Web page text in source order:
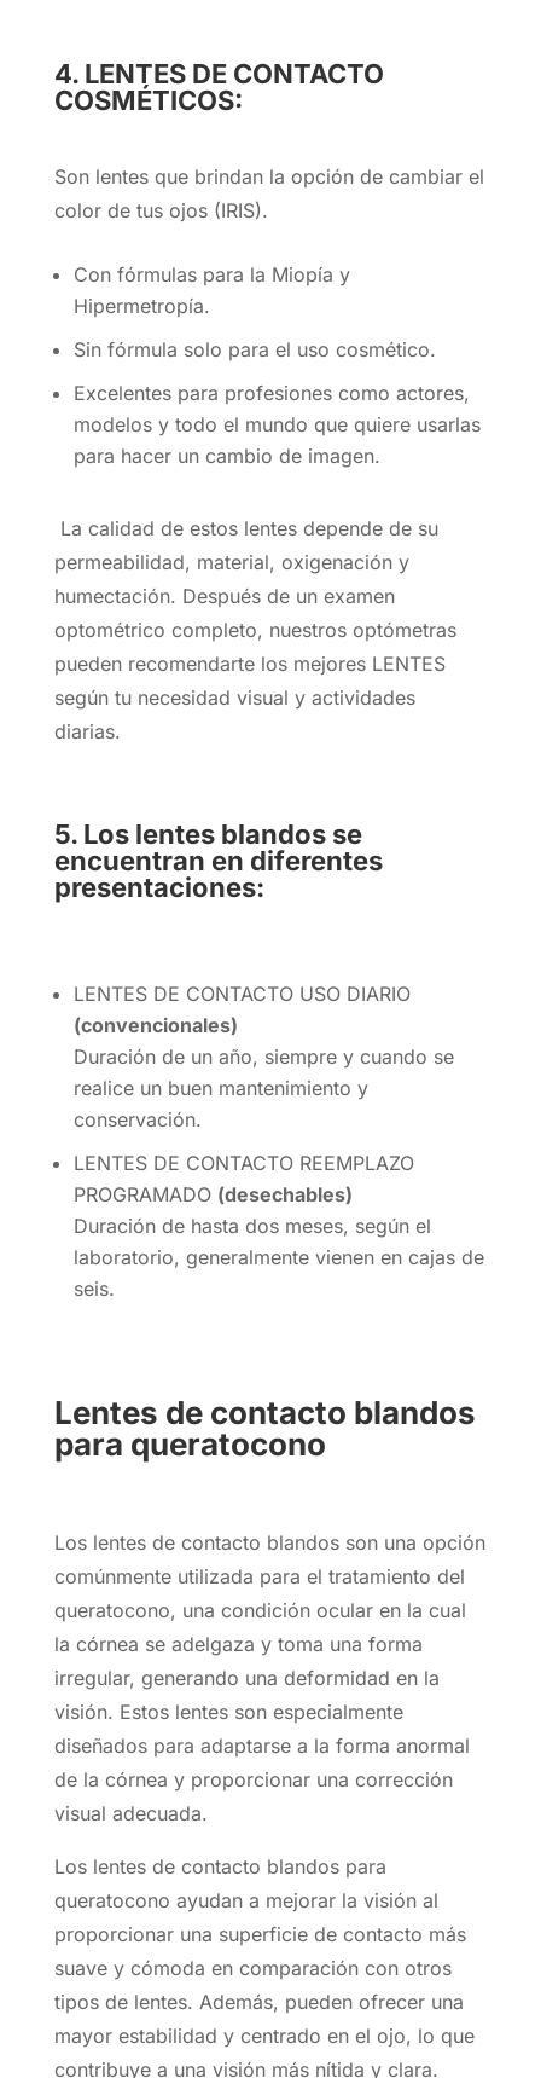
4. LENTES DE CONTACTO
COSMÉTICOS:
Son lentes que brindan la opción de cambiar el
color de tus ojos (IRIS).
Con fórmulas para la Miopía y
Hipermetropía.
Sin fórmula solo para el uso cosmético.
Excelentes para profesiones como actores,
modelos y todo el mundo que quiere usarlas
para hacer un cambio de imagen.
La calidad de estos lentes depende de su
permeabilidad, material, oxigenación y
humectación. Después de un examen
optométrico completo, nuestros optómetras
pueden recomendarte los mejores LENTES
según tu necesidad visual y actividades
diarias.
5. Los lentes blandos se
encuentran en diferentes
presentaciones:
LENTES DE CONTACTO USO DIARIO
(convencionales)
Duración de un año, siempre y cuando se
realice un buen mantenimiento y
conservación.
LENTES DE CONTACTO REEMPLAZO
PROGRAMADO (desechables)
Duración de hasta dos meses, según el
laboratorio, generalmente vienen en cajas de
seis.
Lentes de contacto blandos
para queratocono
Los lentes de contacto blandos son una opción
comúnmente utilizada para el tratamiento del
queratocono, una condición ocular en la cual
la córnea se adelgaza y toma una forma
irregular, generando una deformidad en la
visión. Estos lentes son especialmente
diseñados para adaptarse a la forma anormal
de la córnea y proporcionar una corrección
visual adecuada.
Los lentes de contacto blandos para
queratocono ayudan a mejorar la visión al
proporcionar una superficie de contacto más
suave y cómoda en comparación con otros
tipos de lentes. Además, pueden ofrecer una
mayor estabilidad y centrado en el ojo, lo que
contribuye a una visión más nítida y clara.